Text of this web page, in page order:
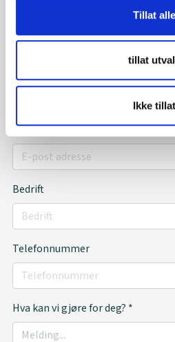
Tillat alle
tillat
Ikke tillat
Fyll ut vårt skjema så
E-post*
Bedrift
Telefonnummer
Hva kan vi gjøre for deg? *